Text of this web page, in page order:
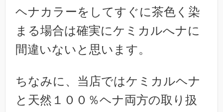
ヘナカラーをしてすぐに茶色く染
まる場合は確実にケミカルへナに
間違いないと思います。
ちなみに、当店ではケミカルヘナ
と天然１００％ヘナ両方の取り扱